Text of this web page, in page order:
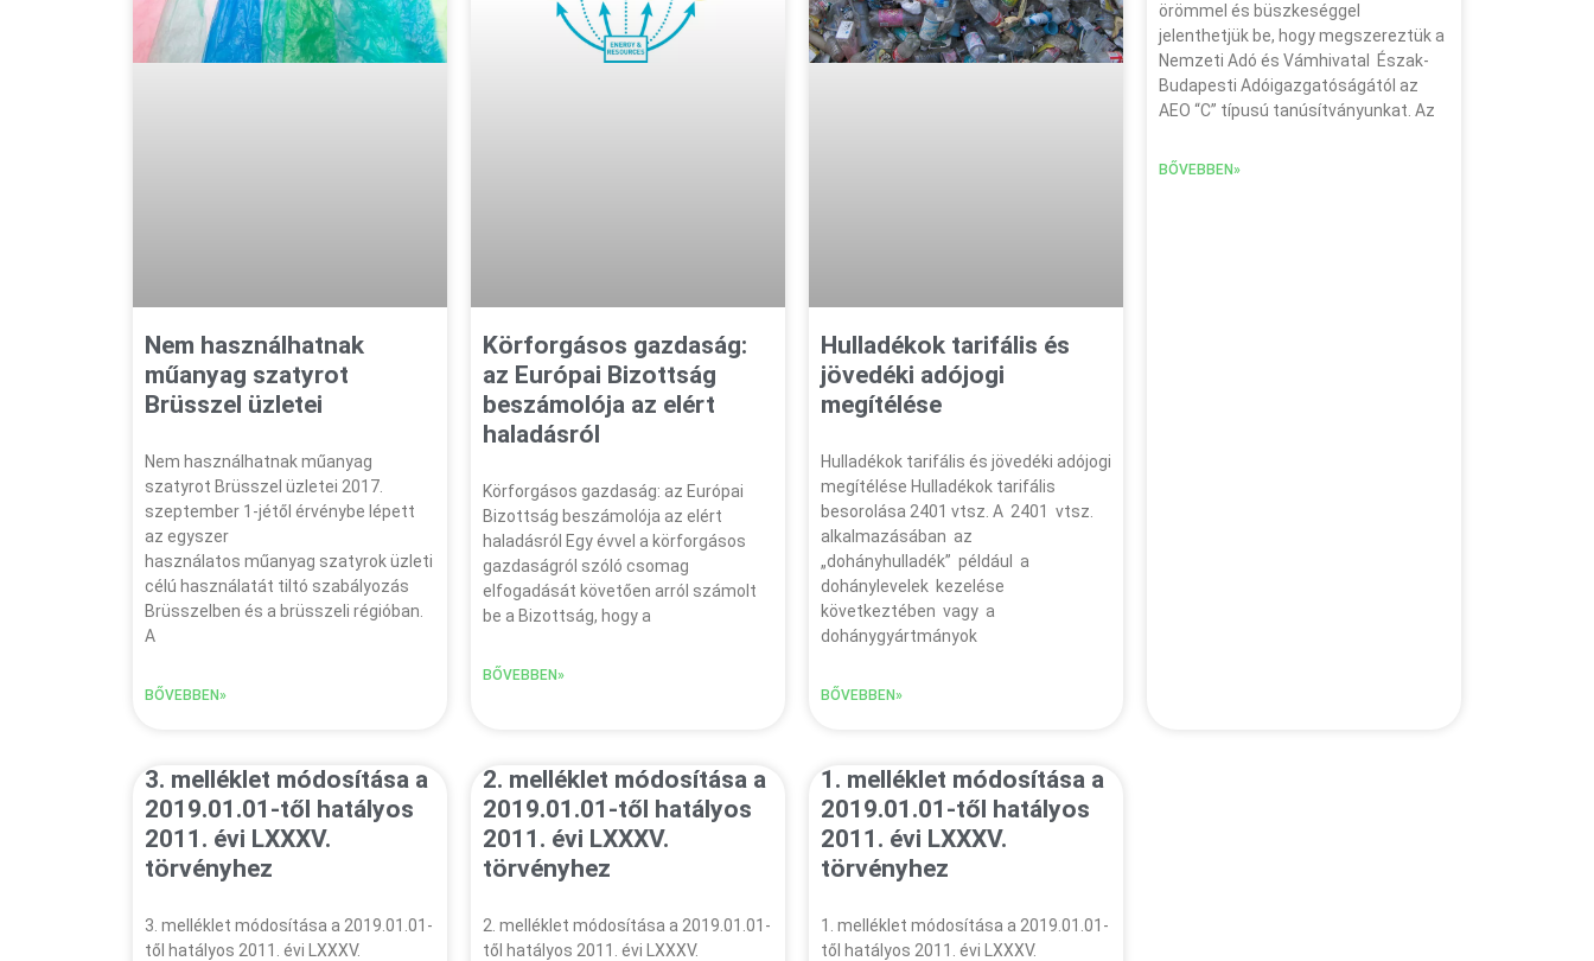
Nem használhatnak
műanyag szatyrot
Brüsszel üzletei
Nem használhatnak műanyag
szatyrot Brüsszel üzletei 2017.
szeptember 1-jétől érvénybe lépett
az egyszer
használatos műanyag szatyrok üzleti
célú használatát tiltó szabályozás
Brüsszelben és a brüsszeli régióban.
A
BŐVEBBEN»
Körforgásos gazdaság:
az Európai Bizottság
beszámolója az elért
haladásról
Körforgásos gazdaság: az Európai
Bizottság beszámolója az elért
haladásról Egy évvel a körforgásos
gazdaságról szóló csomag
elfogadását követően arról számolt
be a Bizottság, hogy a
BŐVEBBEN»
Hulladékok tarifális és
jövedéki adójogi
megítélése
Hulladékok tarifális és jövedéki adójogi
megítélése Hulladékok tarifális
besorolása 2401 vtsz. A 2401 vtsz.
alkalmazásában az
„dohányhulladék” például a
dohánylevelek kezelése
következtében vagy a
dohánygyártmányok
BŐVEBBEN»
örömmel és büszkeséggel
jelenthetjük be, hogy megszereztük a
Nemzeti Adó és Vámhivatal Észak-
Budapesti Adóigazgatóságától az
AEO “C” típusú tanúsítványunkat. Az
BŐVEBBEN»
3. melléklet módosítása a
2019.01.01-től hatályos
2011. évi LXXXV.
törvényhez
3. melléklet módosítása a 2019.01.01-
től hatályos 2011. évi LXXXV.
2. melléklet módosítása a
2019.01.01-től hatályos
2011. évi LXXXV.
törvényhez
2. melléklet módosítása a 2019.01.01-
től hatályos 2011. évi LXXXV.
1. melléklet módosítása a
2019.01.01-től hatályos
2011. évi LXXXV.
törvényhez
1. melléklet módosítása a 2019.01.01-
től hatályos 2011. évi LXXXV.